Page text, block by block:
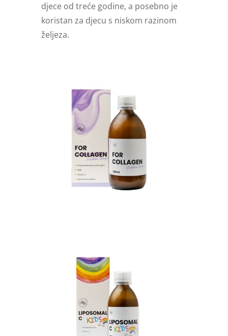
djece od treće godine, a posebno je
koristan za djecu s niskom razinom
željeza.